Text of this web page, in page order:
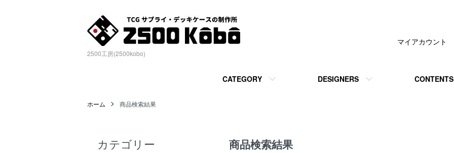
2500工房(2500kobo)
CATEGORY DESIGNERS CONTENTS
マイアカウント
ホーム 商品検索結果
商品検索結果
カテゴリー